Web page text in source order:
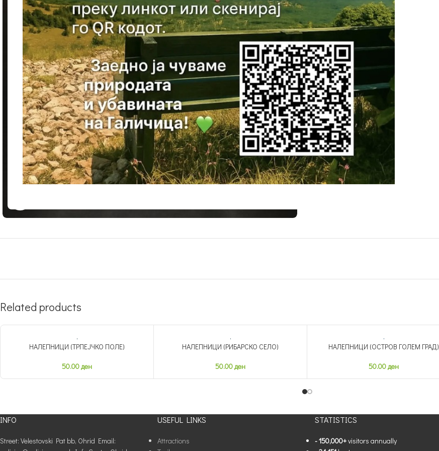
Related products
НАЛЕПНИЦИ (ТРПЕЈЧКО ПОЛЕ)
50.00ден
НАЛЕПНИЦИ (РИБАРСКО СЕЛО)
50.00ден
НАЛЕПНИЦИ (ОСТРОВ ГОЛЕМ ГРАД)
50.00ден
INFO
Street: Velestovski Pat bb, Ohrid Email:
USEFUL LINKS
Attractions
STATISTICS
- 150,000+visitors annually